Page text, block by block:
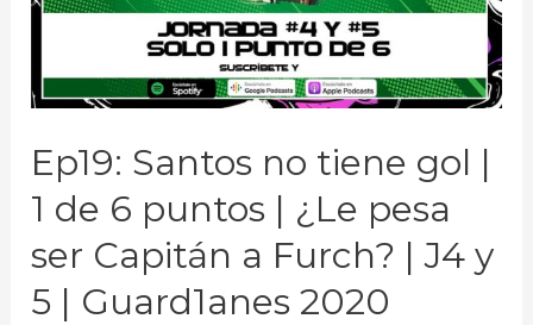
Ep19: Santos no tiene gol |
1 de 6 puntos | ¿Le pesa
ser Capitán a Furch? | J4 y
5 | Guard1anes 2020